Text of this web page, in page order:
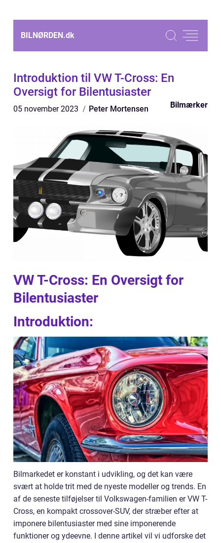
BILNØRDEN.dk
Introduktion til VW T-Cross: En
Oversigt for Bilentusiaster
05 november 2023 Peter Mortensen Bilmærker
VW T-Cross: En Oversigt for
Bilentusiaster
Introduktion:
Bilmarkedet er konstant i udvikling, og det kan være
svært at holde trit med de nyeste modeller og trends. En
af de seneste tilføjelser til Volkswagen-familien er VW T-
Cross, en kompakt crossover-SUV, der stræber efter at
imponere bilentusiaster med sine imponerende
funktioner og ydeevne. I denne artikel vil vi udforske det